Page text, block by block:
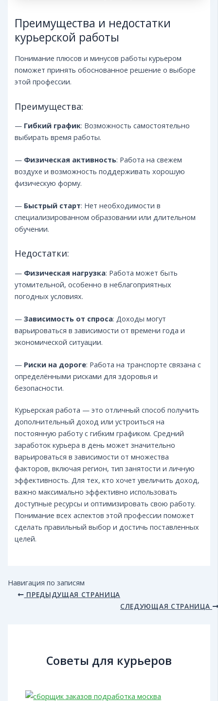
Преимущества и недостатки
курьерской работы
Понимание плюсов и минусов работы курьером
поможет принять обоснованное решение о выборе
этой профессии.
Преимущества:
— Гибкий график: Возможность самостоятельно
выбирать время работы.
— Физическая активность: Работа на свежем
воздухе и возможность поддерживать хорошую
физическую форму.
— Быстрый старт: Нет необходимости в
специализированном образовании или длительном
обучении.
Недостатки:
— Физическая нагрузка: Работа может быть
утомительной, особенно в неблагоприятных
погодных условиях.
—Зависимость от спроса: Доходы могут
варьироваться в зависимости от времени года и
экономической ситуации.
— Риски на дороге: Работа на транспорте связана с
определёнными рисками для здоровья и
безопасности.
Курьерская работа — это отличный способ получить
дополнительный доход или устроиться на
постоянную работу с гибким графиком. Средний
заработок курьера в день может значительно
варьироваться в зависимости от множества
факторов, включая регион, тип занятости и личную
эффективность. Для тех, кто хочет увеличить доход,
важно максимально эффективно использовать
доступные ресурсы и оптимизировать свою работу.
Понимание всех аспектов этой профессии поможет
сделать правильный выбор и достичь поставленных
целей.
Навигация по записям
ПРЕДЫДУЩАЯ СТРАНИЦА
СЛЕДУЮЩАЯ СТРАНИЦА
Советы для курьеров